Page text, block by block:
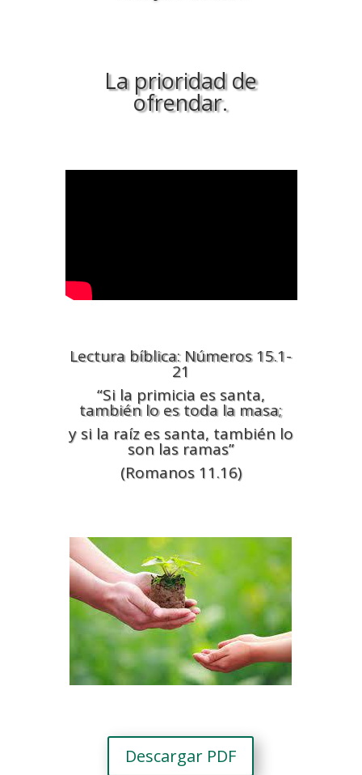
La prioridad de
ofrendar.
Lectura bíblica: Números 15.1-
21
“Si la primicia es santa,
también lo es toda la masa;
y si la raíz es santa, también lo
son las ramas”
(Romanos 11.16)
Descargar PDF